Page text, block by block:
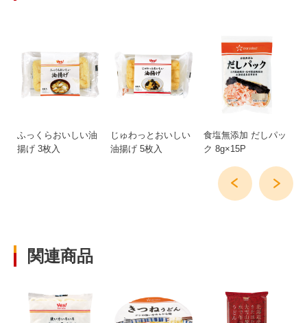
ふっくらおいしい油
揚げ 3枚入
じゅわっとおいしい
油揚げ 5枚入
食塩無添加 だしパッ
ク 8g×15P
関連商品